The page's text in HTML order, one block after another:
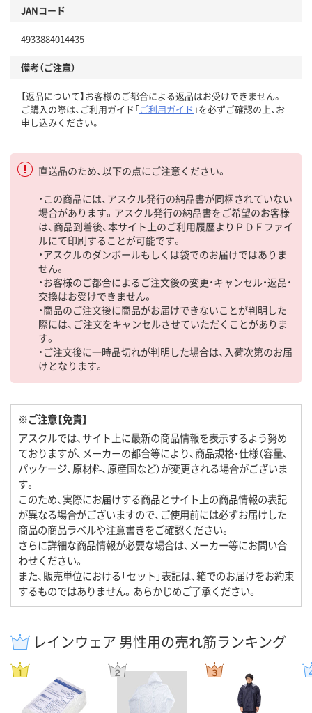
JANコード
4933884014435
備考（ご注意）
【返品について】お客様のご都合による返品はお受けできません。
ご購入の際は、ご利用ガイド「ご利用ガイド 」を必ずご確認の上、お
申し込みください。
直送品のため、以下の点にご注意ください。
・この商品には、アスクル発行の納品書が同梱されていない
場合があります。アスクル発行の納品書をご希望のお客様
は、商品到着後、本サイト上のご利用履歴よりＰＤＦファイ
ルにて印刷することが可能です。
・アスクルのダンボールもしくは袋でのお届けではありま
せん。
・お客様のご都合によるご注文後の変更・キャンセル・返品・
交換はお受けできません。
・商品のご注文後に商品がお届けできないことが判明した
際には、ご注文をキャンセルさせていただくことがありま
す。
・ご注文後に一時品切れが判明した場合は、入荷次第のお届
けとなります。
※ご注意【免責】
アスクルでは、サイト上に最新の商品情報を表示するよう努め
ておりますが、メーカーの都合等により、商品規格・仕様（容量、
パッケージ、原材料、原産国など）が変更される場合がございま
す。
このため、実際にお届けする商品とサイト上の商品情報の表記
が異なる場合がございますので、ご使用前には必ずお届けした
商品の商品ラベルや注意書きをご確認ください。
さらに詳細な商品情報が必要な場合は、メーカー等にお問い合
わせください。
また、販売単位における「セット」表記は、箱でのお届けをお約束
するものではありません。あらかじめご了承ください。
レインウェア 男性用の売れ筋ランキング